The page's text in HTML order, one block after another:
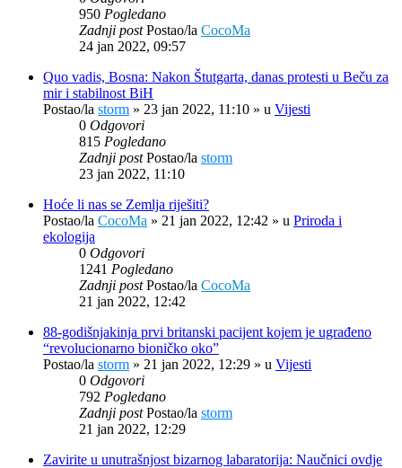
950 Pogledano
Zadnji postPostao/la CocoMa
24 jan 2022, 09:57
Quo vadis, Bosna: Nakon Štutgarta, danas protesti u Beču za
mir i stabilnost BiH
Postao/la storm » 23 jan 2022, 11:10 » u Vijesti
0 Odgovori
815 Pogledano
Zadnji postPostao/la storm
23 jan 2022, 11:10
Hoće li nas se Zemlja riješiti?
Postao/la CocoMa » 21 jan 2022, 12:42 » u Priroda i
ekologija
0 Odgovori
1241 Pogledano
Zadnji postPostao/la CocoMa
21 jan 2022, 12:42
88-godišnjakinja prvi britanski pacijent kojem je ugrađeno
“revolucionarno bioničko oko”
Postao/la storm » 21 jan 2022, 12:29 » u Vijesti
0 Odgovori
792 Pogledano
Zadnji postPostao/la storm
21 jan 2022, 12:29
Zavirite u unutrašnjost bizarnog labaratorija: Naučnici ovdje